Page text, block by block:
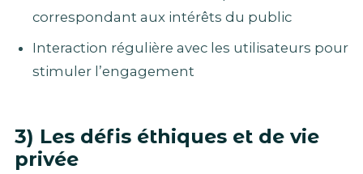
correspondant aux intérêts du public
Interaction régulière avec les utilisateurs pour
stimuler l’engagement
3) Les défis éthiques et de vie
privée